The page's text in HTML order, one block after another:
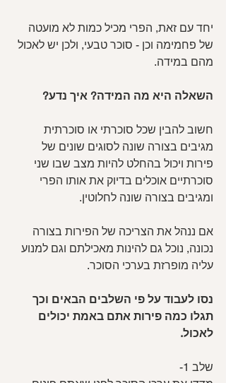
יחד עם זאת, הפרי מכיל כמות לא מועטה
של פחמימה וכן - סוכר טבעי, ולכן יש לאכול
מהם במידה.
השאלה היא מה המידה? איך נדע?
חשוב להבין שכל סוכרתי או סוכרתית
מגיבים בצורה שונה לסוגים שונים של
פירות ויכול בהחלט להיות מצב שבו שני
סוכרתיים אוכלים בדיוק את אותו הפרי
ומגיבים בצורה שונה לחלוטין.
אם ננהל את הצריכה של הפירות בצורה
נכונה, נוכל גם להינות מאכילתם וגם למנוע
עליה מופרזת בערכי הסוכר.
נסו לעבוד על פי השלבים הבאים וכך
תגלו כמה פירות אתם באמת יכולים
לאכול.
שלב 1-